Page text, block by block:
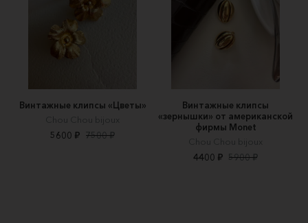
Винтажные клипсы «Цветы»
Chou Chou bijoux
5600 ₽ 7500 ₽
Винтажные клипсы
«зернышки» от американской
фирмы Monet
Chou Chou bijoux
4400 ₽ 5900 ₽